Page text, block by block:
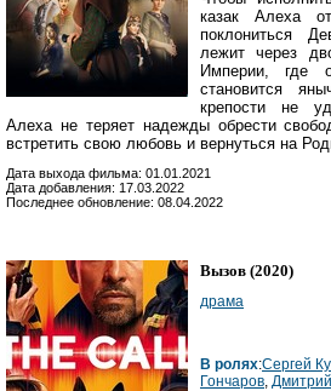
казак Алеха
поклониться
лежит через
Империи, где
становится
крепости не
Алеха не теряет надежды обрести
встретить свою любовь и вернуться на
Дата выхода фильма: 01.01.2021
Дата добавления: 17.03.2022
Последнее обновление: 08.04.2022
Вызов (2020)
драма
В ролях:Сергей
Гончаров,